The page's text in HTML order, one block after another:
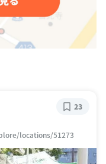
locations/51273
23